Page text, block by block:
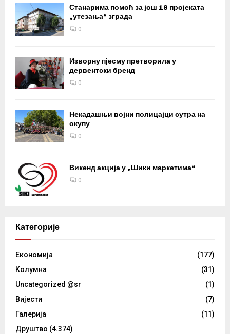
Станарима помоћ за још 19 пројеката
„утезања“ зграда
0
Изворну пјесму претворила у
дервентски бренд
0
Некадашњи војни полицајци сутра на
окупу
0
Викенд акција у „Шики маркетима“
0
Категорије
Eкономија
(177)
Kолумнa
(31)
Uncategorized @sr
(1)
Вијести
(7)
Галерија
(11)
Друштво (4.374)